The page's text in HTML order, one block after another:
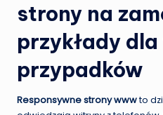
strony na
przykłady
przypadków
Responsywne strony wwwto